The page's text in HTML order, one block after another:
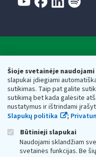
Šioje svetainėje
slapukai įdiegiami
sutikimas. Taip pat galite
sutikimą bet kada galėsite
nustatymus ir ištrindami
Slapukų politika
;
Būtinieji slapukai
Naudojami sklandžiam
svetainės funkcijas. Be
Valstybinė mokesčių
Respublikos finansų
Biudžetinė įstaiga. Juridinio
adresas: Vasario 16-osios g.
vmi@vmi.lt , E. pristatymo
Duomenys apie Valstybinę
Respublikos finansų